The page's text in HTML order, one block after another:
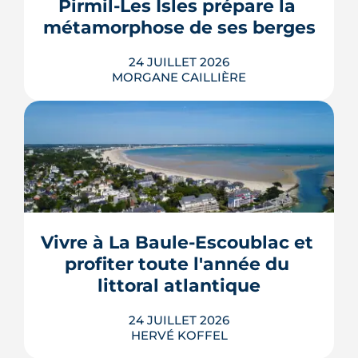
5/5
thermodynamique, chauffage au bois
et solaire thermi...
Pirmil-Les Isles prépare la
métamorphose de ses berges
24 JUILLET 2026
MORGANE CAILLIÈRE
Le projet de la ZAC Pirmil-Les Isles
déploie 3 300 logements neufs entre
Rezé et Nantes, dont 55 % attribués au
en Bail Réel Solidaire.
LIRE L'ARTICLE
Vivre à La Baule-Escoublac et
profiter toute l'année du
littoral atlantique
24 JUILLET 2026
HERVÉ KOFFEL